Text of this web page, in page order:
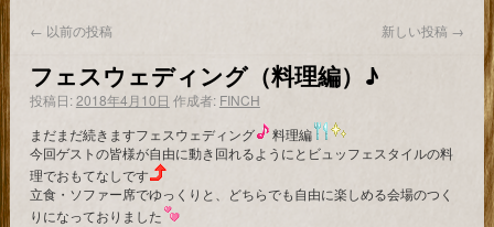
← 以前の投稿 新しい投稿 →
フェスウェディング（料理編）♪
投稿日:2018年4月10日 作成者: FINCH
まだまだ続きますフェスウェディング
料理編
今回ゲストの皆様が自由に動き回れるようにとビュッフェスタイルの料
理でおもてなしです
立食・ソファー席でゆっくりと、どちらでも自由に楽しめる会場のつく
りになっておりました